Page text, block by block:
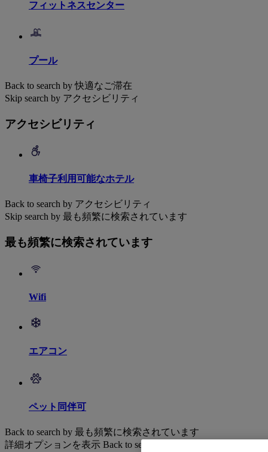
フィットネスセンター
プール
Back to search by 快適なご滞在
Skip search by アクセシビリティ
アクセシビリティ
車椅子利用可能なホテル
Back to search by アクセシビリティ
Skip search by 最も頻繁に検索されています
最も頻繁に検索されています
Wifi
エアコン
ペット同伴可
Back to search by 最も頻繁に検索されています
詳細オプションを表示 Back to search by categories